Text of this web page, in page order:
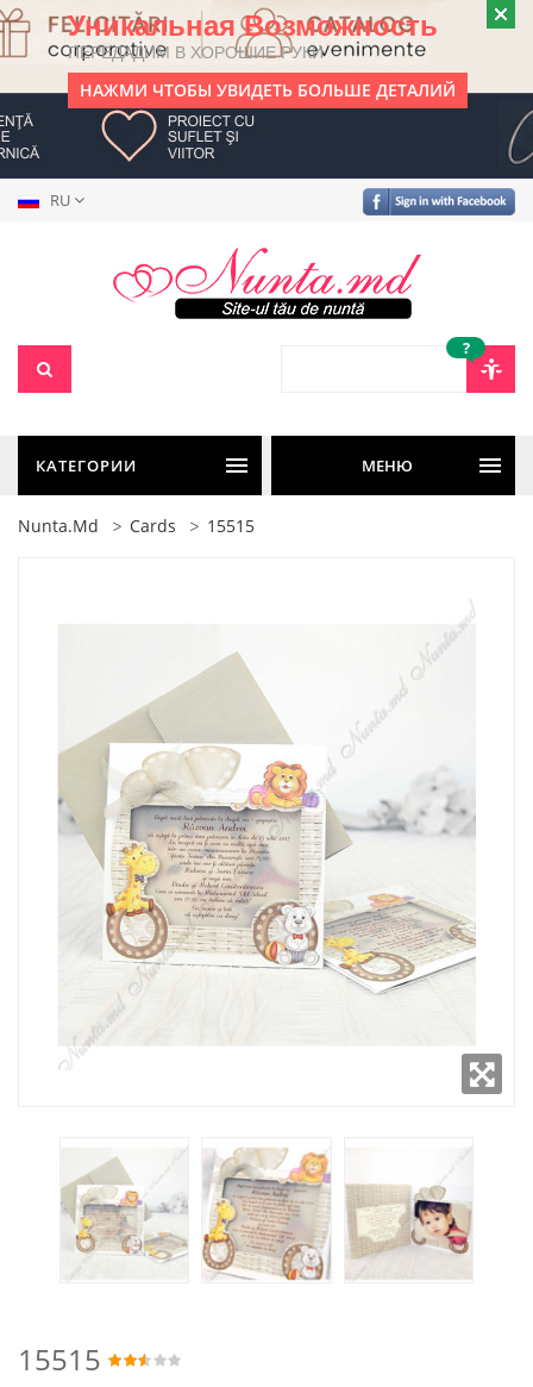
Уникальная Возможность
ПЕРЕДАДИМ В ХОРОШИЕ РУКИ
НАЖМИ ЧТОБЫ УВИДЕТЬ БОЛЬШЕ ДЕТАЛИЙ
RU
?
КАТЕГОРИИ МЕНЮ
Nunta.md Cards 15515
15515